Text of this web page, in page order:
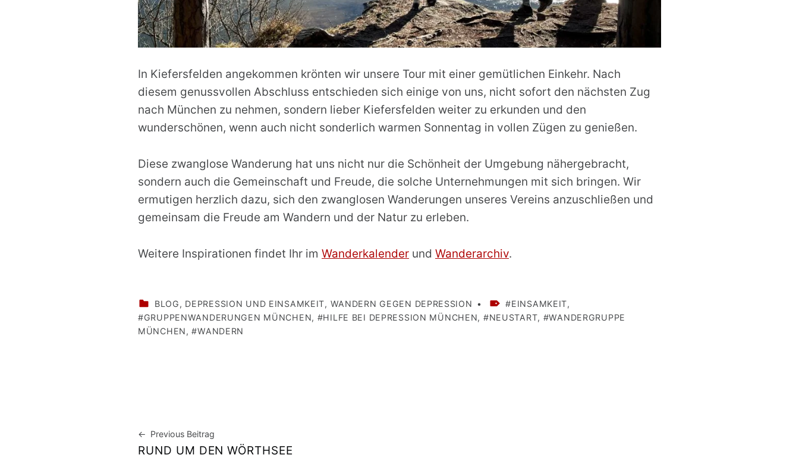
In Kiefersfelden angekommen krönten wir unsere Tour mit einer gemütlichen Einkehr. Nach
diesem genussvollen Abschluss entschieden sich einige von uns, nicht sofort den nächsten Zug
nach München zu nehmen, sondern lieber Kiefersfelden weiter zu erkunden und den
wunderschönen, wenn auch nicht sonderlich warmen Sonnentag in vollen Zügen zu genießen.
Diese zwanglose Wanderung hat uns nicht nur die Schönheit der Umgebung nähergebracht,
sondern auch die Gemeinschaft und Freude, die solche Unternehmungen mit sich bringen. Wir
ermutigen herzlich dazu, sich den zwanglosen Wanderungen unseres Vereins anzuschließen und
gemeinsam die Freude am Wandern und der Natur zu erleben.
Weitere Inspirationen findet Ihr im Wanderkalender und Wanderarchiv.
BLOG, DEPRESSION UND EINSAMKEIT, WANDERN GEGEN DEPRESSION EINSAMKEIT,
GRUPPENWANDERUNGEN MÜNCHEN, HILFE BEI DEPRESSION MÜNCHEN, NEUSTART,
WANDERGRUPPE
MÜNCHEN, WANDERN
Skip back to main navigation
Beitragsnavigation
Previous Beitrag
RUND UM DEN WÖRTHSEE